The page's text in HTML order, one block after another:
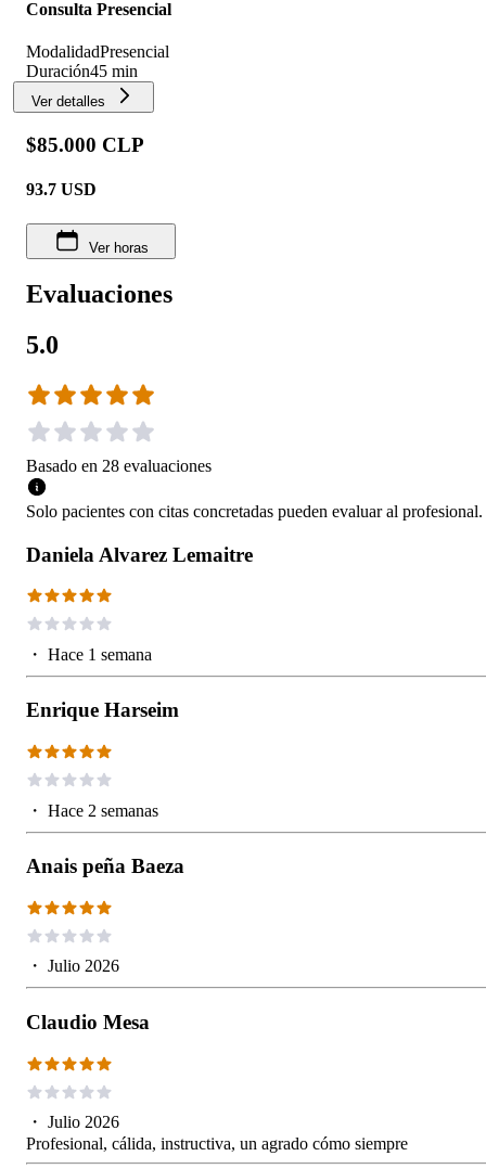
Consulta Presencial
ModalidadPresencial
Duración45 min
Ver detalles
$85.000 CLP
93.7 USD
Ver horas
Evaluaciones
5.0
Basado en 28 evaluaciones
Solo pacientes con citas concretadas pueden evaluar al profesional.
Daniela Alvarez Lemaitre
・ Hace 1 semana
Enrique Harseim
・ Hace 2 semanas
Anais peña Baeza
・ Julio 2026
Claudio Mesa
・ Julio 2026
Profesional, cálida, instructiva, un agrado cómo siempre